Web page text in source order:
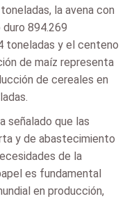
la avena con
894.269
toneladas y el centeno
de maíz representa
de cereales en
señalado que las
y de abastecimiento
de la
es fundamental
en producción,